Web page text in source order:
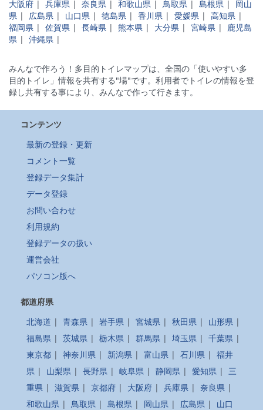
大阪府 | 兵庫県 | 奈良県 | 和歌山県 | 鳥取県 | 島根県 | 岡山
県 | 広島県 | 山口県 | 徳島県 | 香川県 | 愛媛県 | 高知県 |
福岡県 | 佐賀県 | 長崎県 | 熊本県 | 大分県 | 宮崎県 | 鹿児島
県 | 沖縄県 |
みんなで作ろう！多目的トイレマップは、全国の「使いやすい多
目的トイレ」情報を共有する"場"です。利用者でトイレの情報を登
録し共有する事により、みんなで作って行きます。
コンテンツ
最新の登録・更新
コメント一覧
登録データ集計
データ登録
お問い合わせ
利用規約
登録データの扱い
運営会社
パソコン版へ
都道府県
北海道 | 青森県 | 岩手県 | 宮城県 | 秋田県 | 山形県 |
福島県 | 茨城県 | 栃木県 | 群馬県 | 埼玉県 | 千葉県 |
東京都 | 神奈川県 | 新潟県 | 富山県 | 石川県 | 福井
県 | 山梨県 | 長野県 | 岐阜県 | 静岡県 | 愛知県 | 三
重県 | 滋賀県 | 京都府 | 大阪府 | 兵庫県 | 奈良県 |
和歌山県 | 鳥取県 | 島根県 | 岡山県 | 広島県 | 山口